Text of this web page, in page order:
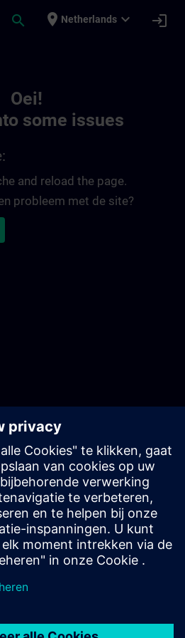
search place Netherlands expand_more login
Oei!
some issues
and reload the page.
probleem met de site?